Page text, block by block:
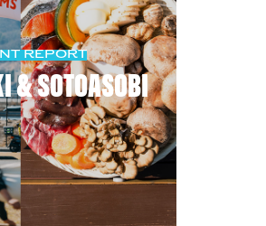
REPORT
& SOTOASOBI